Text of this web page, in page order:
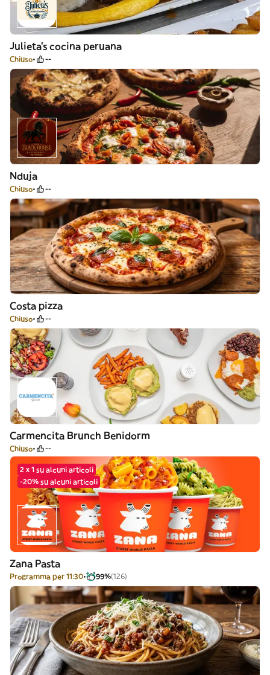
Julieta’s cocina peruana
Chiuso --
Nduja
Chiuso --
Costa pizza
Chiuso --
Carmencita Brunch Benidorm
Chiuso --
2 x 1 su alcuni articoli
-20% su alcuni articoli
Zana Pasta
Programma per 11:30 99%(126)